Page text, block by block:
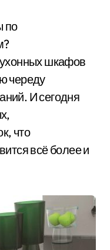
по
шкафов
череду
И сегодня
что
всё более и